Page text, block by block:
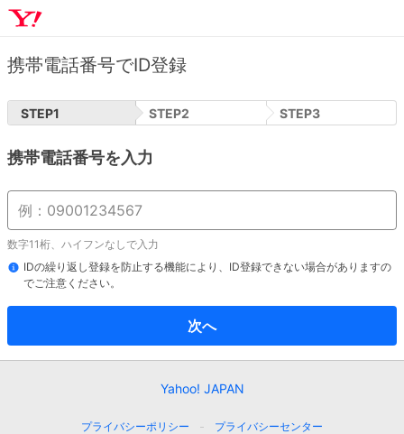
携帯電話番号でID登録
STEP1 STEP2 STEP3
携帯電話番号を入力
数字11桁、ハイフンなしで入力
IDの繰り返し登録を防止する機能により、ID登録できない場合がありますの
でご注意ください。
次へ
Yahoo! JAPAN
プライバシーポリシー
プライバシーセンター